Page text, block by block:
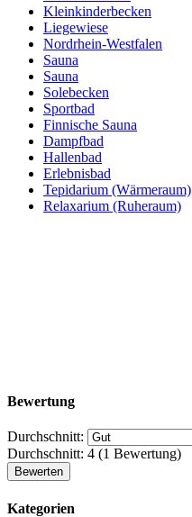
Kleinkinderbecken
Liegewiese
Nordrhein-Westfalen
Sauna
Sauna
Solebecken
Sportbad
Finnische Sauna
Dampfbad
Hallenbad
Erlebnisbad
Tepidarium (Wärmeraum)
Relaxarium (Ruheraum)
Bewertung
Durchschnitt:
Durchschnitt: 4 (1 Bewertung)
Kategorien